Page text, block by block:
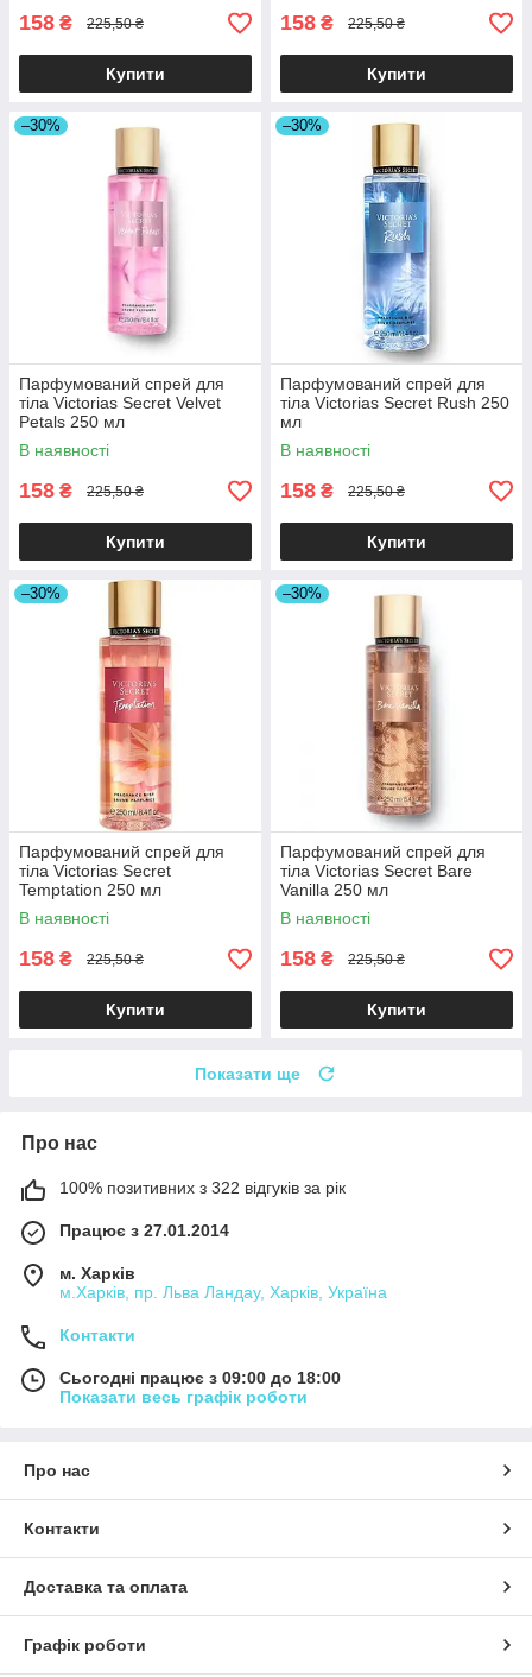
158 ₴ 225,50 ₴
Купити
158 ₴ 225,50 ₴
Купити
–30%
Парфумований спрей для
тіла Victorias Secret Velvet
Petals 250 мл
В наявності
158 ₴ 225,50 ₴
Купити
–30%
Парфумований спрей для
тіла Victorias Secret Rush 250
мл
В наявності
158 ₴ 225,50 ₴
Купити
–30%
Парфумований спрей для
тіла Victorias Secret
Temptation 250 мл
В наявності
158 ₴ 225,50 ₴
Купити
–30%
Парфумований спрей для
тіла Victorias Secret Bare
Vanilla 250 мл
В наявності
158 ₴ 225,50 ₴
Купити
Показати ще
Про нас
100% позитивних з 322 відгуків за рік
Працює з 27.01.2014
м. Харків
м.Харків, пр. Льва Ландау, Харків, Україна
Контакти
Сьогодні працює з 09:00 до 18:00
Показати весь графік роботи
Про нас
Контакти
Доставка та оплата
Графік роботи